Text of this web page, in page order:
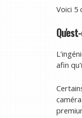
Voici 5
afin